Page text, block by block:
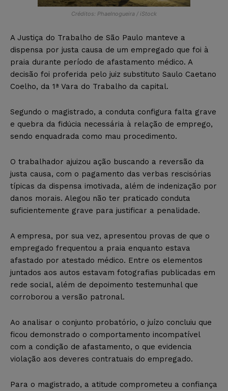
Créditos: Phaelnogueira / iStock
A Justiça do Trabalho de São Paulo manteve a
dispensa por justa causa de um empregado que foi à
praia durante período de afastamento médico. A
decisão foi proferida pelo juiz substituto Saulo Caetano
Coelho, da 1ª Vara do Trabalho da capital.
Segundo o magistrado, a conduta configura falta grave
e quebra da fidúcia necessária à relação de emprego,
sendo enquadrada como mau procedimento.
O trabalhador ajuizou ação buscando a reversão da
justa causa, com o pagamento das verbas rescisórias
típicas da dispensa imotivada, além de indenização por
danos morais. Alegou não ter praticado conduta
suficientemente grave para justificar a penalidade.
A empresa, por sua vez, apresentou provas de que o
empregado frequentou a praia enquanto estava
afastado por atestado médico. Entre os elementos
juntados aos autos estavam fotografias publicadas em
rede social, além de depoimento testemunhal que
corroborou a versão patronal.
Ao analisar o conjunto probatório, o juízo concluiu que
ficou demonstrado o comportamento incompatível
com a condição de afastamento, o que evidencia
violação aos deveres contratuais do empregado.
Para o magistrado, a atitude comprometeu a confiança